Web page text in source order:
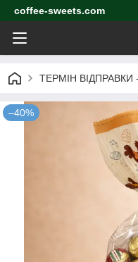
coffee-sweets.com
ТЕРМІН
–40%